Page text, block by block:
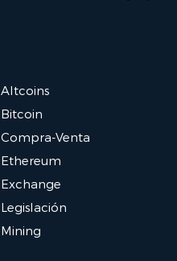
Altcoins
Bitcoin
Compra-Venta
Ethereum
Exchange
Legislación
Mining